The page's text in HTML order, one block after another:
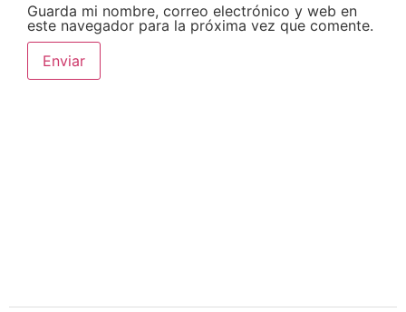
Guarda mi nombre, correo electrónico y web en
este navegador para la próxima vez que comente.